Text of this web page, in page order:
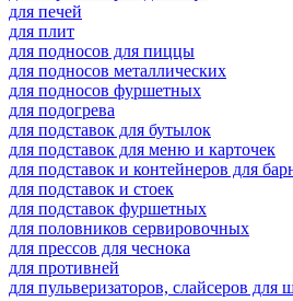
для печей
для плит
для подносов для пиццы
для подносов металлических
для подносов фуршетных
для подогрева
для подставок для бутылок
для подставок для меню и карточек
для подставок и контейнеров для
для подставок и стоек
для подставок фуршетных
для половников сервировочных
для прессов для чеснока
для противней
для пульверизаторов, слайсеров для